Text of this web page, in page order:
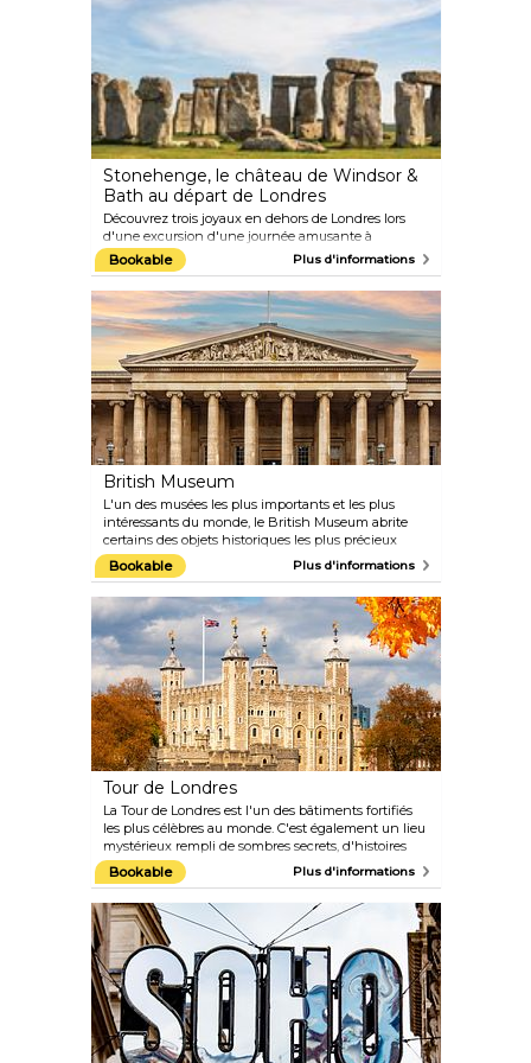
Stonehenge, le château de Windsor &
Bath au départ de Londres
Découvrez trois joyaux en dehors de Londres lors
d'une excursion d'une journée amusante à
Stonehenge, au château de Windsor et dans la ville
historique de Bath. Tout d'abord, rendez-vous au
château de Windsor, résidence de la famille royale
britannique, pour visiter les appartements d'État et
la chapelle Saint-Georges. Continuez ensuite vers
Salisbury, où vous pourrez admirer les énigmatiques
formations rocheuses de Stonehenge. Enfin,
explorez la ville de Bath, classée au patrimoine
mondial de l'UNESCO, connue pour son élégante
architecture géorgienne et ses thermes romains.
Bookable Plus d'informations
British Museum
L'un des musées les plus importants et les plus
intéressants du monde, le British Museum abrite
certains des objets historiques les plus précieux
jamais découverts. La vaste exposition comprend la
pierre de Rosette, des trésors assyriens, des momies
égyptiennes et la Grande Cour illuminée de façon
spectaculaire, où se trouve le nouveau restaurant du
musée. Ce restaurant est l'endroit idéal pour prendre
le thé de l'après-midi sous le toit spectaculaire de la
cour. Des visites gratuites du musée et des guides
sont également disponibles. Les visites sont
réalisées par des experts compétents dans leur
domaine d'études. Ne manquez pas cette
incroyable opportunité d'apprentissage.
Bookable Plus d'informations
Tour de Londres
La Tour de Londres est l'un des bâtiments fortifiés
les plus célèbres au monde. C'est également un lieu
mystérieux rempli de sombres secrets, d'histoires
étranges et de reliques historiques. Vous pourrez y
admirer les inestimables joyaux de la Couronne,
explorer le palais médiéval, visiter la célèbre Bloody
Tower et faire une visite guidée avec un Yeoman
Warder pour en savoir plus sur les nombreuses
exécutions qui ont eu lieu ici.
Bookable Plus d'informations